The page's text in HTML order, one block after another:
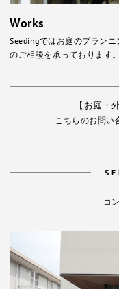
Works
Seedingではお庭のプラン
のご相談を承っております。
【お庭・
こちらのお問い
コ